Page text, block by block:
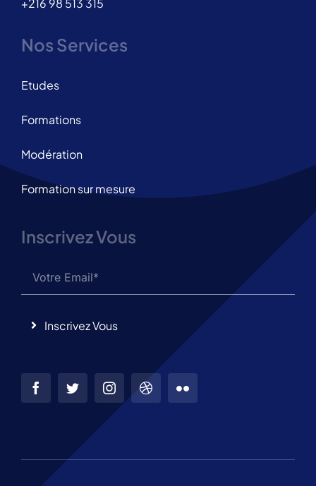
+216 98 513 315
Nos Services
Etudes
Formations
Modération
Formation sur mesure
Inscrivez Vous
Inscrivez Vous